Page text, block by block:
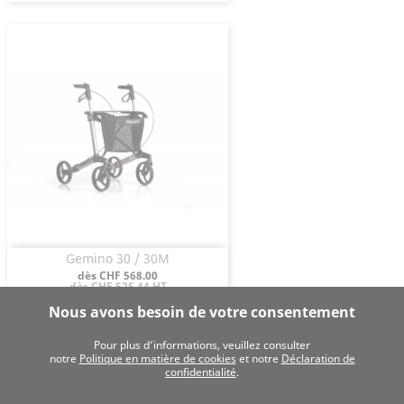
Gemino 30 / 30M
Prix
dès CHF 568.00
dès CHF 525.44 HT
Aperçu rapide
Nous avons besoin de votre consentement
Pour plus d’informations, veuillez consulter
notre Politique en matière de cookies et notre Déclaration de
confidentialité.